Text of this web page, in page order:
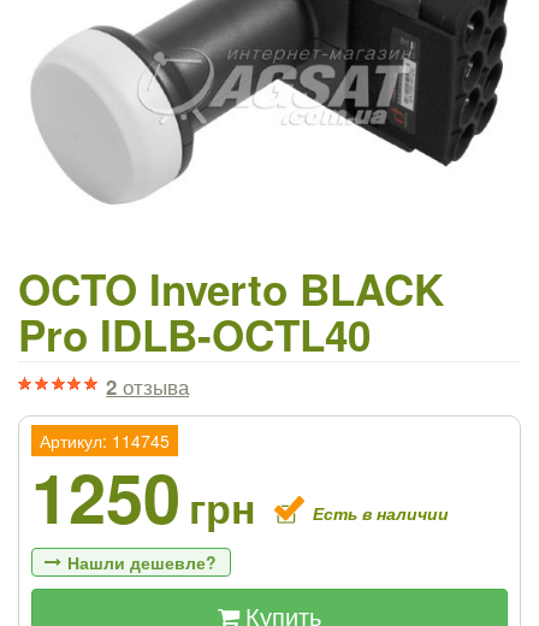
OCTO Inverto BLACK
Pro IDLB-OCTL40
2 отзыва
Артикул: 114745
1250 грн Есть в наличии
Нашли дешевле?
Купить